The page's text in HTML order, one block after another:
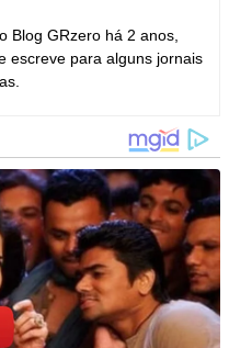
Blog GRzero há 2 anos,
escreve para alguns jornais